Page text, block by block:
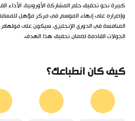
كبيرة نحو تحقيق حلم المشاركة الأوروبية.
وإصراره على إنهاء الموسم في مركز مؤهل
المنافسة في الدوري الإنجليزي، سيكون على
الجولات القادمة لضمان تحقيق هذا الهدف.
كيف كان انطباعك؟